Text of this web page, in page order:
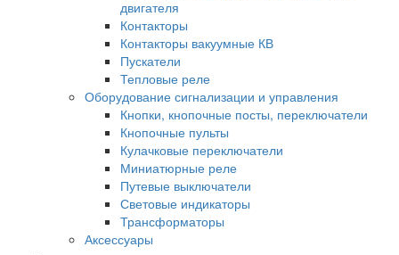
двигателя
Контакторы
Контакторы вакуумные КВ
Пускатели
Тепловые реле
Оборудование сигнализации и управления
Кнопки, кнопочные посты, переключатели
Кнопочные пульты
Кулачковые переключатели
Миниатюрные реле
Путевые выключатели
Световые индикаторы
Трансформаторы
Аксессуары